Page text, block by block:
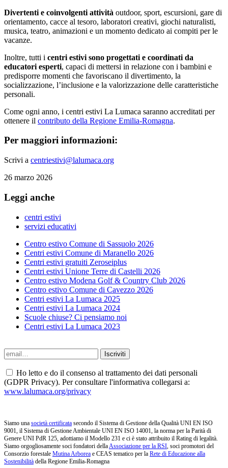
Divertenti e coinvolgenti attività outdoor, sport, escursioni, gare di
orientamento, cacce al tesoro, laboratori creativi, giochi naturalisti,
musica, teatro, animazioni e un momento dedicato ai compiti per le
vacanze.
Inoltre, tutti i centri estivi sono progettati e coordinati da
educatori esperti, capaci di mettersi in relazione con i bambini e
predisporre momenti che favoriscano il divertimento, la
socializzazione, l’inclusione e la valorizzazione delle caratteristiche
personali.
Come ogni anno, i centri estivi La Lumaca saranno accreditati per
ottenere il contributo della Regione Emilia-Romagna.
Per maggiori informazioni:
Scrivi a centriestivi@lalumaca.org
26 marzo 2026
Leggi anche
centri estivi
servizi educativi
Centro estivo Comune di Sassuolo 2026
Centri estivi Comune di Maranello 2026
Centri estivi gratuiti Zeroseiplus
Centri estivi Unione Terre di Castelli 2026
Centro estivo Modena Golf & Country Club 2026
Centro estivo Comune di Cavezzo 2026
Centri estivi La Lumaca 2025
Centri estivi La Lumaca 2024
Scuole chiuse? Ci pensiamo noi
Centri estivi La Lumaca 2023
Ho letto e do il consenso al trattamento dei dati personali
(GDPR Privacy). Per consultare l'informativa collegarsi a:
www.lalumaca.org/privacy
Siamo una società certificata secondo il Sistema di Gestione della Qualità UNI EN ISO
9001, il Sistema di Gestione Ambientale UNI EN ISO 14001, la norma per la Parità di
Genere UNI PdR 125, adottiamo il Modello 231 e ci è stato attribuito il Rating di legalità.
Siamo orgogliosamente soci fondatori della Associazione per la RSI , soci promotori del
Consorzio forestale Mutina Arborea e CEAS tematico per la Rete di Educazione alla
Sostenibilità della Regione Emilia-Romagna